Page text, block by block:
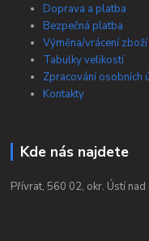
Doprava a platba
Bezpečná platba
Výměna/vrácení zboží
Tabulky velikostí
Zpracování osobních
Kontakty
Kde nás najdete
Přívrat, 560 02, okr. Ústí nad